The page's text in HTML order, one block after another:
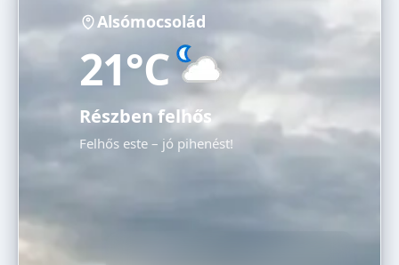
Alsómocsolád
21°C
Részben felhős
Felhős este – jó pihenést!